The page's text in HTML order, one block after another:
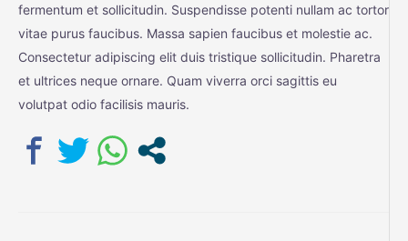
fermentum et sollicitudin. Suspendisse potenti nullam ac tortor
vitae purus faucibus. Massa sapien faucibus et molestie ac.
Consectetur adipiscing elit duis tristique sollicitudin. Pharetra
et ultrices neque ornare. Quam viverra orci sagittis eu
volutpat odio facilisis mauris.